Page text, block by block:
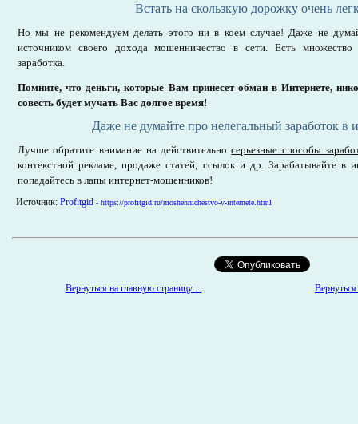
Встать на скользкую дорожку очень
Но мы не рекомендуем делать этого ни в коем случае! Даже не
источником своего дохода мошенничество в сети. Есть
заработка.
Помните, что деньги, которые Вам принесет обман в Интернете,
совесть будет мучать Вас долгое время!
Даже не думайте про нелегальный заработок в
Лучше обратите внимание на действительносерьезные способы
контекстной рекламе, продаже статей, ссылок и др. Зарабатывайте в
попадайтесь в лапы интернет-мошенников!
Источник: Profitgid - https://profitgid.ru/moshennichestvo-v-internete.html
Вернуться